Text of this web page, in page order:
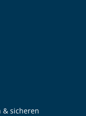
& sicheren